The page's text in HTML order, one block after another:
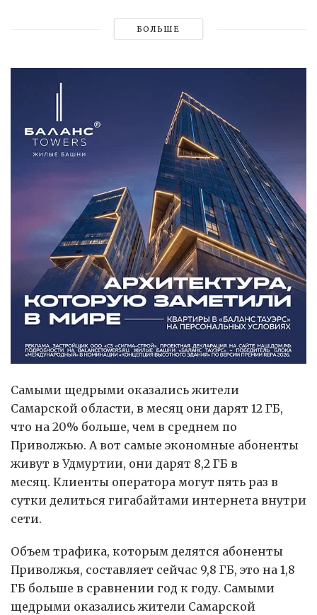
БОЛЬШЕ
Самыми щедрыми оказались жители
Самарской области, в месяц они дарят 12 ГБ,
что на 20% больше, чем в среднем по
Приволжью. А вот самые экономные абоненты
живут в Удмуртии, они дарят 8,2 ГБ в
месяц. Клиенты оператора могут пять раз в
сутки делиться гигабайтами интернета внутри
сети.
Объем трафика, которым делятся абоненты
Приволжья, составляет сейчас 9,8 ГБ, это на 1,8
ГБ больше в сравнении год к году. Самыми
щедрыми оказались жители Самарской